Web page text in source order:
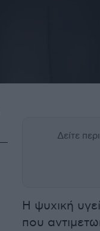
Δείτε
Η ψυχική
που